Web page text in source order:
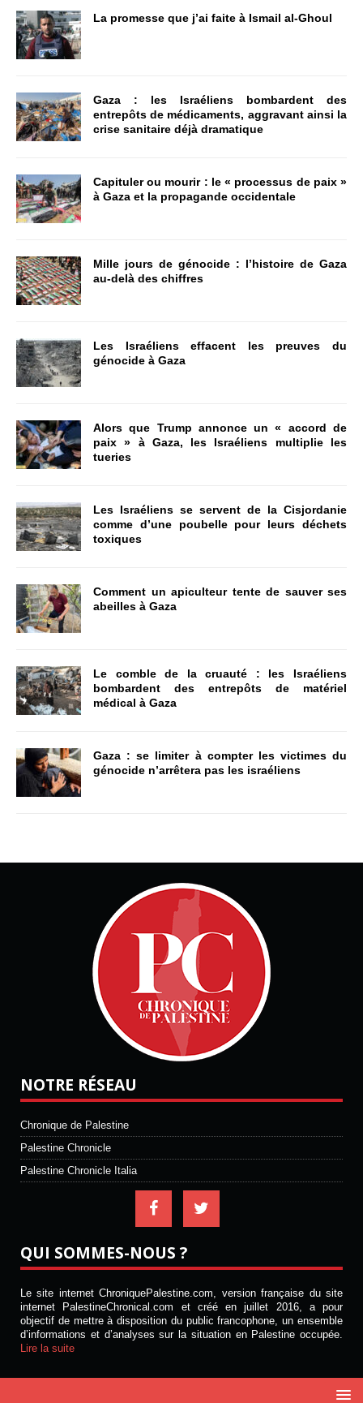
La promesse que j’ai faite à Ismail al-Ghoul
Gaza : les Israéliens bombardent des
entrepôts de médicaments, aggravant ainsi la
crise sanitaire déjà dramatique
Capituler ou mourir : le « processus de paix »
à Gaza et la propagande occidentale
Mille jours de génocide : l’histoire de Gaza
au-delà des chiffres
Les Israéliens effacent les preuves du
génocide à Gaza
Alors que Trump annonce un « accord de
paix » à Gaza, les Israéliens multiplie les
tueries
Les Israéliens se servent de la Cisjordanie
comme d’une poubelle pour leurs déchets
toxiques
Comment un apiculteur tente de sauver ses
abeilles à Gaza
Le comble de la cruauté : les Israéliens
bombardent des entrepôts de matériel
médical à Gaza
Gaza : se limiter à compter les victimes du
génocide n’arrêtera pas les israéliens
NOTRE RÉSEAU
Chronique de Palestine
Palestine Chronicle
Palestine Chronicle Italia
QUI SOMMES-NOUS ?
Le site internet ChroniquePalestine.com, version française du site
internet PalestineChronical.com et créé en juillet 2016, a pour
objectif de mettre à disposition du public francophone, un ensemble
d’informations et d’analyses sur la situation en Palestine occupée.
Lire la suite